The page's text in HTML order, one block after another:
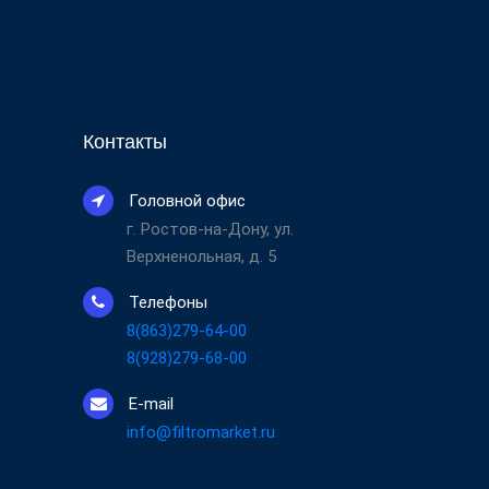
Контакты
Головной офис
г. Ростов-на-Дону, ул.
Верхненольная, д. 5
Телефоны
8(863)279-64-00
8(928)279-68-00
E-mail
info@filtromarket.ru